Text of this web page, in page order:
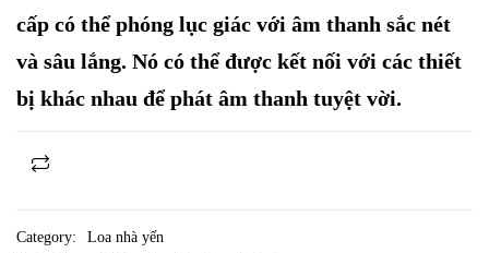
cấp có thể phóng lục giác với âm thanh sắc nét
và sâu lắng. Nó có thể được kết nối với các thiết
bị khác nhau để phát âm thanh tuyệt vời.
Category:
Loa nhà yến